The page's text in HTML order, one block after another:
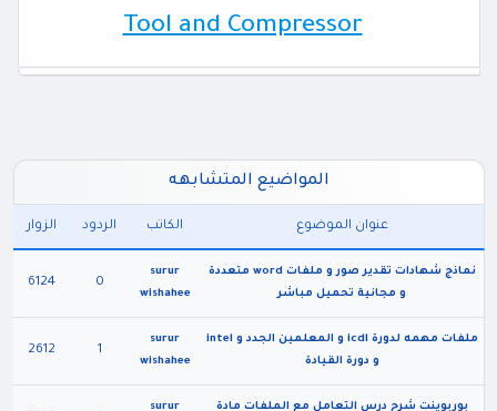
Tool and Compressor
المواضيع المتشابهه
عنوان الموضوع الكاتب الردود الزوار
نماذج شهادات تقدير صور و ملفات word متعددة
و مجانية تحميل مباشر
surur
wishahee
0
6124
ملفات مهمه لدورة icdl و المعلمين الجدد و intel
و دورة القيادة
surur
wishahee
1
2612
بوربوينت شرح درس التعامل مع الملفات مادة
surur